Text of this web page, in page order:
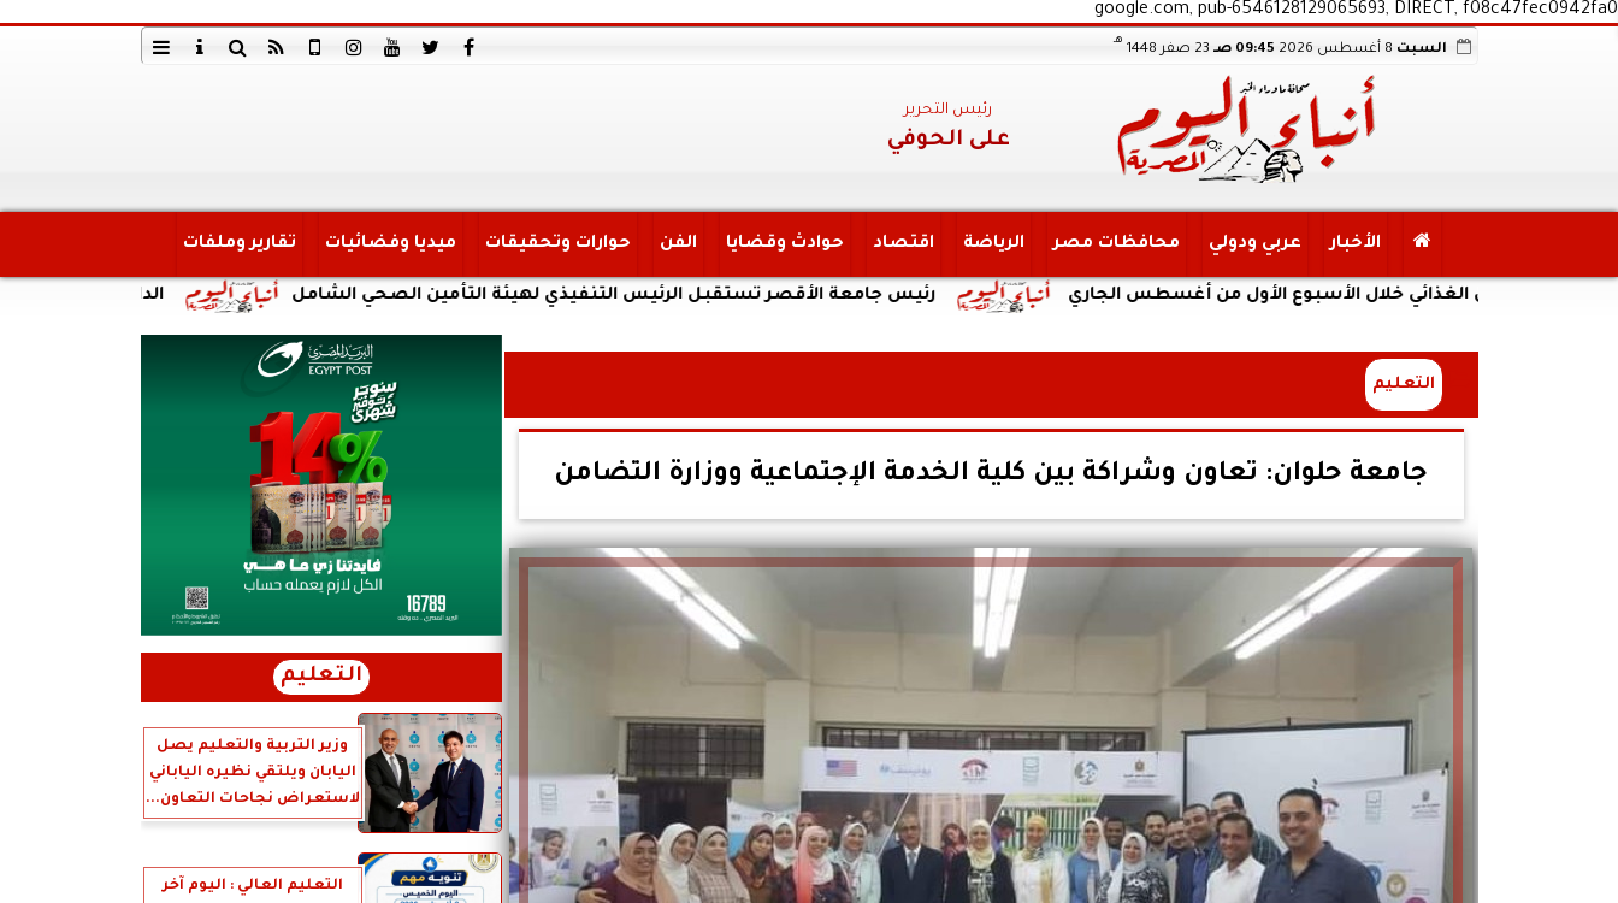
google.com, pub-6546128129065693, DIRECT, f08c47fec0942fa0
السبت 09:45 صـ 23 صفر 1448
هـ
رئيس التحرير
على الحوفي
الأخبار عربي ودولي محافظات مصر الرياضة اقتصاد حوادث وقضايا الفن حوارات وتحقيقات ميديا وفضائيات تقارير وملفات
الداخلية: ضبط أحد الأشخاص رئيس جامعة الأقصر تستقبل الرئيس التنفيذي لهيئة التأمين الصحي الشامل الغذائي خلال الأسبوع الأول من أغسطس الجاري
التعليم
جامعة حلوان: تعاون وشراكة بين كلية الخدمة الإجتماعية ووزارة التضامن
التعليم
وزير التربية والتعليم يصل
اليابان ويلتقي نظيره الياباني
لاستعراض نجاحات التعاون...
التعليم العالي : اليوم آخر